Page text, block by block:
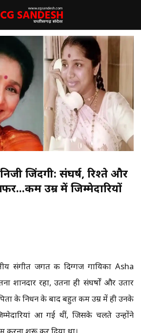
जिंदगी: संघर्ष, रिश्ते और
उम्र में जिम्मेदारियों
संगीत जगत की दिग्गज गायिका Asha
शानदार रहा, उतना ही संघर्षों और उतार
के निधन के बाद बहुत कम उम्र में ही उनके
आ गई थीं, जिसके चलते उन्होंने